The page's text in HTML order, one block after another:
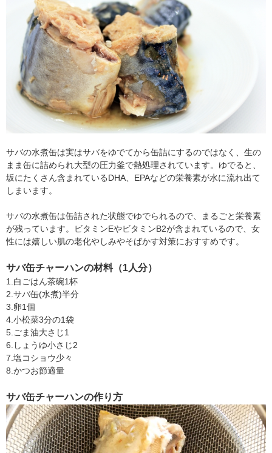
サバの水煮缶は実はサバをゆでてから缶詰にするのではなく、生の
まま缶に詰められ大型の圧力釜で熱処理されています。ゆでると、
坂にたくさん含まれているDHA、EPAなどの栄養素が水に流れ出て
しまいます。
サバの水煮缶は缶詰された状態でゆでられるので、まるごと栄養素
が残っています。ビタミンEやビタミンB2が含まれているので、女
性には嬉しい肌の老化やしみやそばかす対策におすすめです。
サバ缶チャーハンの材料（1人分）
1.白ごはん茶碗1杯
2.サバ缶(水煮)半分
3.卵1個
4.小松菜3分の1袋
5.ごま油大さじ1
6.しょうゆ小さじ2
7.塩コショウ少々
8.かつお節適量
サバ缶チャーハンの作り方